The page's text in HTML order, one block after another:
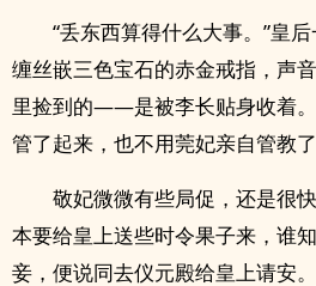
“丢东西算得什么大事。”皇
缠丝嵌三色宝石的赤金戒指，声
里捡到的——是被李长贴身收着
管了起来，也不用莞妃亲自管教了
敬妃微微有些局促，还是很
本要给皇上送些时令果子来，谁
妾，便说同去仪元殿给皇上请安